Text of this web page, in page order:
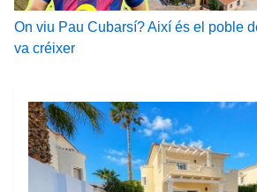
On viu Pau Cubarsí? Així és el poble
va créixer